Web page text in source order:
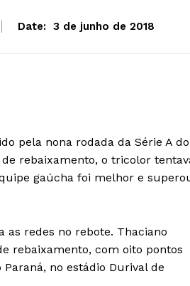
Date: 3 de junho de 2018
pela nona rodada da Série A do
rebaixamento, o tricolor
gaúcha foi melhor e
as redes no rebote. Thaciano
rebaixamento, com oito pontos
no estádio Durival de